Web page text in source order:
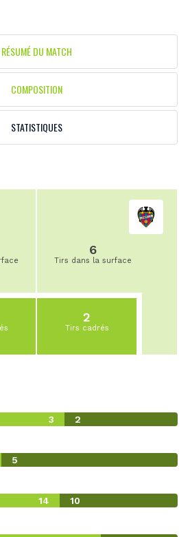
RÉSUMÉ DU MATCH
COMPOSITION
STATISTIQUES
6
Tirs dans la surface
2
Tirs cadrés
3 2
5
14 10